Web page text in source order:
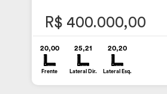
R$ 400.000,00
20,00
Frente
25,21
Lateral Dir.
20,20
Lateral Esq.